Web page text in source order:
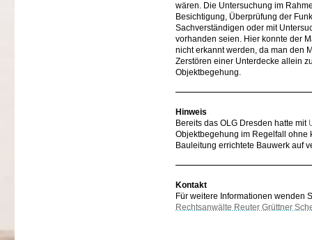
wären. Die Untersuchung im
Besichtigung, Überprüfung der
Sachverständigen oder mit
vorhanden seien. Hier konnte der
nicht erkannt werden, da man den
Zerstören einer Unterdecke allein
Objektbegehung.
Hinweis
Bereits das OLG Dresden hatte mit
Objektbegehung im Regelfall ohne
Bauleitung errichtete Bauwerk auf
Kontakt
Für weitere Informationen wenden
Rechtsanwälte Reuter Grüttner